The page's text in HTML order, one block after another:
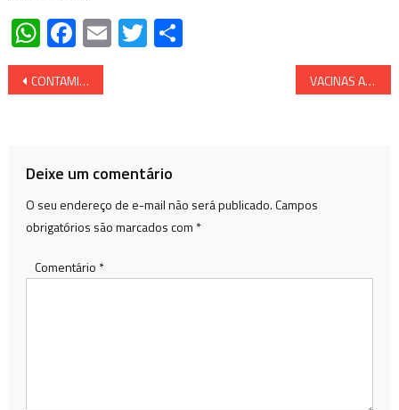
WhatsApp
Facebook
EmailTwitter
Navegação
CONTAMINAÇÃO POR VACINA – Novo estudo implica anticorpos COVID-19 transportados pelo ar após a vacinação – “Contaminação SHEDDING” VACINAS A JOVENS – Consultor de vacinas da FDA adverte que jovens saudáveis ​​não devem receber novo reforço bivalente COVID (Vídeo)
Deixe um comentário
O seu endereço de e-mail não será publicado.Campos
obrigatórios são marcados com *
Comentário *